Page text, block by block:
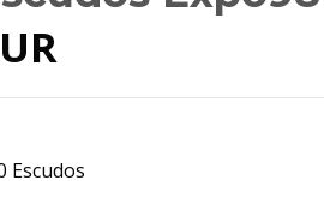
Escudos